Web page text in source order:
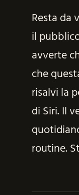
Resta da
il
avverte
che
risalvi la
di Siri. Il
routine.